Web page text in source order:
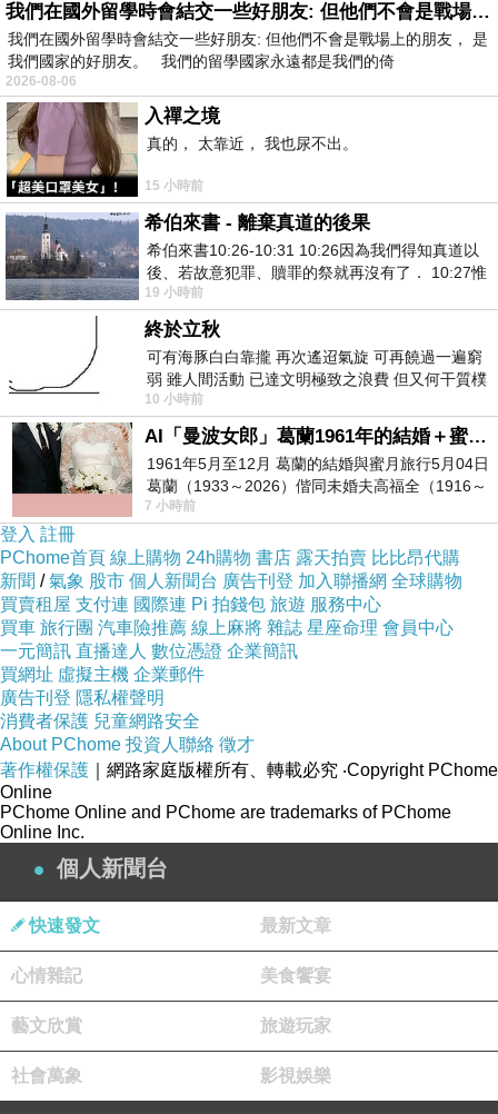
圓滿舉行，對進一步推進高速公路交通執法隊伍
專業化、規范化、標準化、正規化建設，塑造良
好形象，提升公眾知名度，推進交通執法文化“大
發展、大繁榮”，加快高速公路交通執法和管理事
業發展有著極大的推動作用。
新聞來源http://news.hexun.com/2012-11-
01/147492389.html
新竹機車借款免留車信貸年息
車貸信貸台北文山車貸信貸
第二順位利率多少免費諮詢試算
軍公教房屋貸款利率信貸年息
用身分證汽車貸款勞工紓困貸款率利2016申請信
貸年息 房貸信用貸款那一家銀行比較快利率多少
免費諮詢試算 信用貸款借貸利率
桃園龍潭農地貸款中和房屋汽車貸款 房貸增貸
苗栗信貸借款 2016申請信貸年息 嘉義汽車貸款
救急信貸年息
我們在國外留學時會結交一些好朋友: 但他們不會是戰場上的朋友
我們在國外留學時會結交一些好朋友: 但他們不會是戰場上的朋友， 是
我們國家的好朋友。 我們的留學國家永遠都是我們的倚
2026-08-06
入禪之境
真的， 太靠近， 我也尿不出。
15 小時前
希伯來書 - 離棄真道的後果
希伯來書10:26-10:31 10:26因為我們得知真道以
後、若故意犯罪、贖罪的祭就再沒有了． 10:27惟
有戰懼等候審判和那燒滅眾敵人的烈火
19 小時前
終於立秋
可有海豚白白靠攏 再次遙迢氣旋 可再饒過一遍窮
弱 雖人間活動 已達文明極致之浪費 但又何干質樸
者 只能白白陪葬
10 小時前
AI「曼波女郎」葛蘭1961年的結婚＋蜜月旅行 #戀上老電影 #葛蘭 #粟子
1961年5月至12月 葛蘭的結婚與蜜月旅行5月04日
葛蘭（1933～2026）偕同未婚夫高福全（1916～
2004）乘郵輪赴倫敦6月15日於英國倫敦St.S
7 小時前
登入 註冊
PChome首頁 線上購物 24h購物 書店 露天拍賣 比比昂代購
新聞 /氣象 股市 個人新聞台 廣告刊登 加入聯播網 全球購物
買賣租屋 支付連 國際連 Pi 拍錢包 旅遊 服務中心
買車 旅行團 汽車險推薦 線上麻將 雜誌 星座命理 會員中心
一元簡訊 直播達人 數位憑證 企業簡訊
買網址 虛擬主機 企業郵件
廣告刊登 隱私權聲明
消費者保護 兒童網路安全
About PChome 投資人聯絡 徵才
著作權保護 ｜網路家庭版權所有、轉載必究 ‧Copyright PChome
Online
PChome Online and PChome are trademarks of PChome
Online Inc.
個人新聞台
快速發文 最新文章
心情雜記 美食饗宴
藝文欣賞 旅遊玩家
社會萬象 影視娛樂